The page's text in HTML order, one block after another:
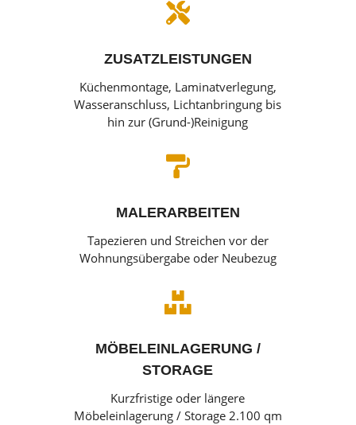

ZUSATZLEISTUNGEN
Küchenmontage, Laminatverlegung,
Wasseranschluss, Lichtanbringung bis
hin zur (Grund-)Reinigung

MALERARBEITEN
Tapezieren und Streichen vor der
Wohnungsübergabe oder Neubezug

MÖBELEINLAGERUNG /
STORAGE
Kurzfristige oder längere
Möbeleinlagerung / Storage 2.100 qm